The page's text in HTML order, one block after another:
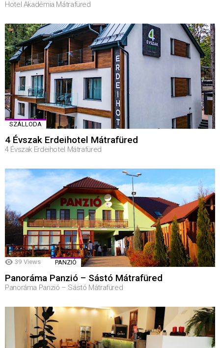
Hotel Akadémia Mátrafüred
SZÁLLODA
4 Évszak Erdeihotel Mátrafüred
4 Évszak Erdeihotel Mátrafüred
39 Views PANZIÓ
Panoráma Panzió – Sástó Mátrafüred
Panoráma Panzió – Sástó Mátrafüred